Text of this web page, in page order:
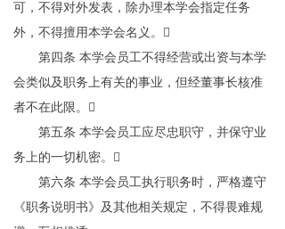
可，不得对外发表，除办理本学会指定任务
外，不得擅用本学会名义。

第四条 本学会员工不得经营或出资与本学
会类似及职务上有关的事业，但经董事长核准
者不在此限。

第五条 本学会员工应尽忠职守，并保守业
务上的一切机密。

第六条 本学会员工执行职务时，严格遵守
《职务说明书》及其他相关规定，不得畏难规